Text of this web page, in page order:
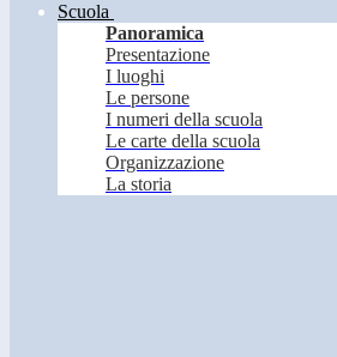
Scuola
Panoramica
Presentazione
I luoghi
Le persone
I numeri della scuola
Le carte della scuola
Organizzazione
La storia